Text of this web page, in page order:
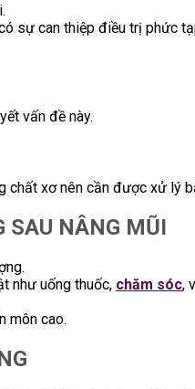
sự can thiệp điều trị phức
vấn đề này.
xơ nên cần được xử lý
SAU NÂNG MŨI
như uống thuốc, chăm sóc,
môn cao.